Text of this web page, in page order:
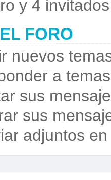
y 4 invitados
FORO
nuevos
a
sus
sus
adjuntos